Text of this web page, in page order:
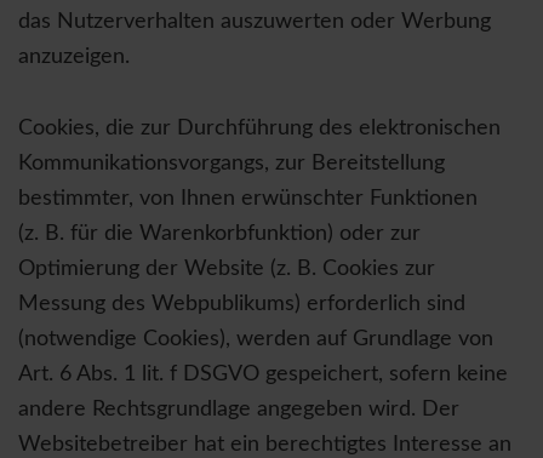
das Nutzerverhalten auszuwerten oder Werbung
anzuzeigen.
Cookies, die zur Durchführung des elektronischen
Kommunikationsvorgangs, zur Bereitstellung
bestimmter, von Ihnen erwünschter Funktionen
(z. B. für die Warenkorbfunktion) oder zur
Optimierung der Website (z. B. Cookies zur
Messung des Webpublikums) erforderlich sind
(notwendige Cookies), werden auf Grundlage von
Art. 6 Abs. 1 lit. f DSGVO gespeichert, sofern keine
andere Rechtsgrundlage angegeben wird. Der
Websitebetreiber hat ein berechtigtes Interesse an